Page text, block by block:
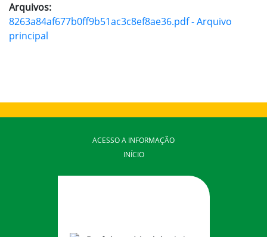
Arquivos:
8263a84af677b0ff9b51ac3c8ef8ae36.pdf - Arquivo
principal
ACESSO A INFORMAÇÃO
INÍCIO